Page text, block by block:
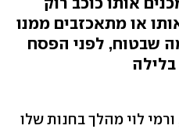
או מתאכזבים ממנו
שבטוח, לפני הפסח
לוי מהלך בחנות שלו